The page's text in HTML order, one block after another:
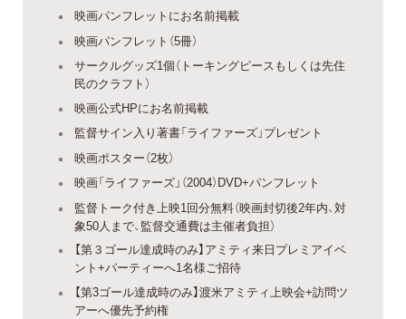
映画パンフレットにお名前掲載
映画パンフレット（5冊）
サークルグッズ1個（トーキングピースもしくは先住
民のクラフト）
映画公式HPにお名前掲載
監督サイン入り著書「ライファーズ」プレゼント
映画ポスター（2枚）
映画「ライファーズ」（2004）DVD+パンフレット
監督トーク付き上映1回分無料（映画封切後2年内、対
象50人まで、監督交通費は主催者負担）
【第３ゴール達成時のみ】アミティ来日プレミアイベ
ント+パーティーへ1名様ご招待
【第3ゴール達成時のみ】渡米アミティ上映会+訪問ツ
アーへ優先予約権